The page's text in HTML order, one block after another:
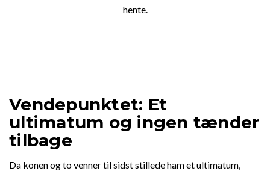
hente.
Vendepunktet: Et
ultimatum og ingen tænder
tilbage
Da konen og to venner til sidst stillede ham et ultimatum,